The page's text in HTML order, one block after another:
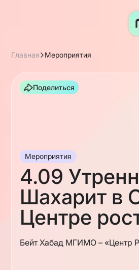
Главная Мероприятия
Мероприятия
Поделиться
4.09
Шахарит в
Центре
Бейт Хабад МГИМО – «Центр